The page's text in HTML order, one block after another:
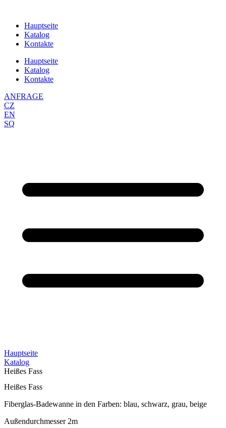
springenHauptseite
Katalog
Kontakte
Hauptseite
Katalog
Kontakte
ANFRAGE
CZ
EN
SQ
Hauptseite
Katalog
Heißes Fass
Heißes Fass
Fiberglas-Badewanne in den Farben: blau, schwarz, grau, beige
Außendurchmesser 2m